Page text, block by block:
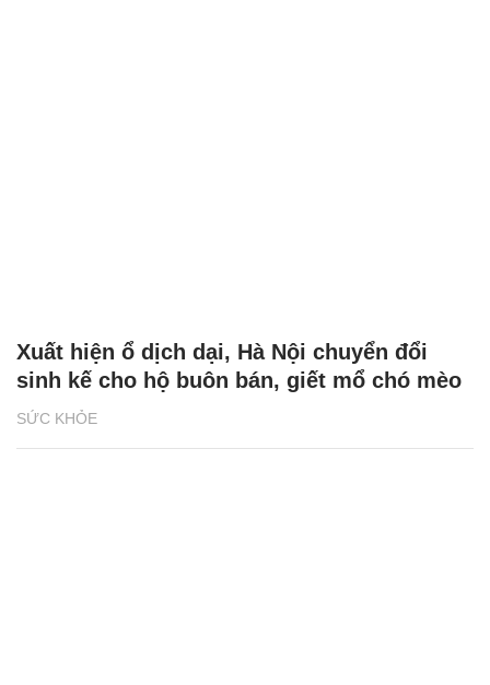
SỨC KHỎE
Xuất hiện ổ dịch dại, Hà Nội chuyển đổi
sinh kế cho hộ buôn bán, giết mổ chó mèo